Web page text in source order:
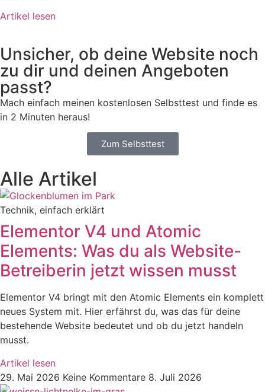
Artikel lesen
Unsicher, ob deine Website noch
zu dir und deinen Angeboten
passt?
Mach einfach meinen kostenlosen Selbsttest und finde es
in 2 Minuten heraus!
Zum Selbsttest
Alle Artikel
Technik, einfach erklärt
Elementor V4 und Atomic
Elements: Was du als Website-
Betreiberin jetzt wissen musst
Elementor V4 bringt mit den Atomic Elements ein komplett
neues System mit. Hier erfährst du, was das für deine
bestehende Website bedeutet und ob du jetzt handeln
musst.
Artikel lesen
29. Mai 2026 Keine Kommentare 8. Juli 2026